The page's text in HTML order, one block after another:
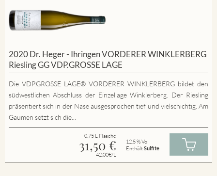
2020 Dr. Heger - Ihringen VORDERER WINKLERBERG
Riesling GG VDP.GROSSE LAGE
Die VDP.GROSSE LAGE® VORDERER WINKLERBERG bildet den
südwestlichen Abschluss der Einzellage Winklerberg. Der Riesling
präsentiert sich in der Nase ausgesprochen tief und vielschichtig. Am
Gaumen setzt sich die...
0.75 L Flasche
31,50 €
42.00€/L
12.5 % Vol
EnthältSulfite